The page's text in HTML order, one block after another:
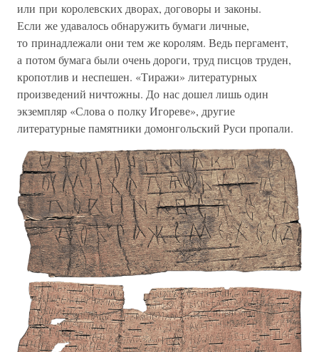
или при королевских дворах, договоры и законы.
Если же удавалось обнаружить бумаги личные,
то принадлежали они тем же королям. Ведь пергамент,
а потом бумага были очень дороги, труд писцов труден,
кропотлив и неспешен. «Тиражи» литературных
произведений ничтожны. До нас дошел лишь один
экземпляр «Слова о полку Игореве», другие
литературные памятники домонгольский Руси пропали.